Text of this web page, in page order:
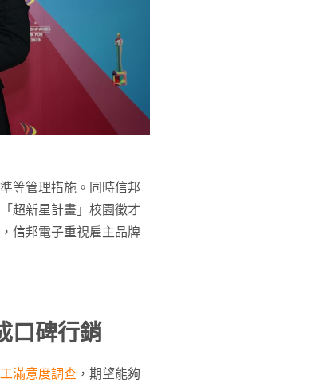
等管理措施。同時信邦
超新星計畫」校園徵才
信邦電子重視雇主品牌
口碑行銷
滿意度調查 ，期望能夠